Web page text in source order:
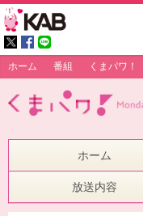
ホーム 番組 くまパワ！
ホーム
放送内容